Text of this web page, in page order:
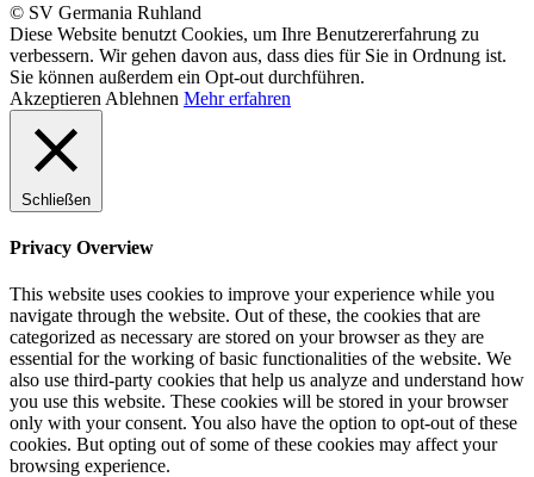
© SV Germania Ruhland
Diese Website benutzt Cookies, um Ihre Benutzererfahrung zu
verbessern. Wir gehen davon aus, dass dies für Sie in Ordnung ist.
Sie können außerdem ein Opt-out durchführen.
Akzeptieren Ablehnen Mehr erfahren
Schließen
Privacy Overview
This website uses cookies to improve your experience while you
navigate through the website. Out of these, the cookies that are
categorized as necessary are stored on your browser as they are
essential for the working of basic functionalities of the website. We
also use third-party cookies that help us analyze and understand how
you use this website. These cookies will be stored in your browser
only with your consent. You also have the option to opt-out of these
cookies. But opting out of some of these cookies may affect your
browsing experience.